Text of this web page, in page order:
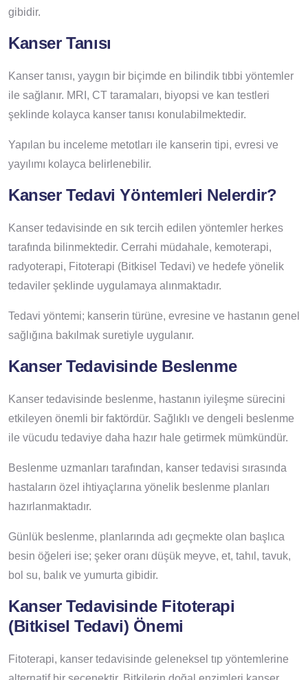
gibidir.
Kanser Tanısı
Kanser tanısı, yaygın bir biçimde en bilindik tıbbi yöntemler
ile sağlanır. MRI, CT taramaları, biyopsi ve kan testleri
şeklinde kolayca kanser tanısı konulabilmektedir.
Yapılan bu inceleme metotları ile kanserin tipi, evresi ve
yayılımı kolayca belirlenebilir.
Kanser Tedavi Yöntemleri Nelerdir?
Kanser tedavisinde en sık tercih edilen yöntemler herkes
tarafında bilinmektedir. Cerrahi müdahale, kemoterapi,
radyoterapi, Fitoterapi (Bitkisel Tedavi) ve hedefe yönelik
tedaviler şeklinde uygulamaya alınmaktadır.
Tedavi yöntemi; kanserin türüne, evresine ve hastanın genel
sağlığına bakılmak suretiyle uygulanır.
Kanser Tedavisinde Beslenme
Kanser tedavisinde beslenme, hastanın iyileşme sürecini
etkileyen önemli bir faktördür. Sağlıklı ve dengeli beslenme
ile vücudu tedaviye daha hazır hale getirmek mümkündür.
Beslenme uzmanları tarafından, kanser tedavisi sırasında
hastaların özel ihtiyaçlarına yönelik beslenme planları
hazırlanmaktadır.
Günlük beslenme, planlarında adı geçmekte olan başlıca
besin öğeleri ise; şeker oranı düşük meyve, et, tahıl, tavuk,
bol su, balık ve yumurta gibidir.
Kanser Tedavisinde Fitoterapi
(Bitkisel Tedavi) Önemi
Fitoterapi, kanser tedavisinde geleneksel tıp yöntemlerine